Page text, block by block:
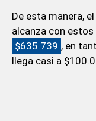
De esta manera, el
alcanza con
$635.739 , en
llega casi a